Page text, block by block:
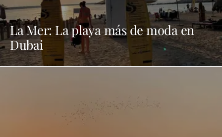
La Mer: La playa más de moda en
Dubai